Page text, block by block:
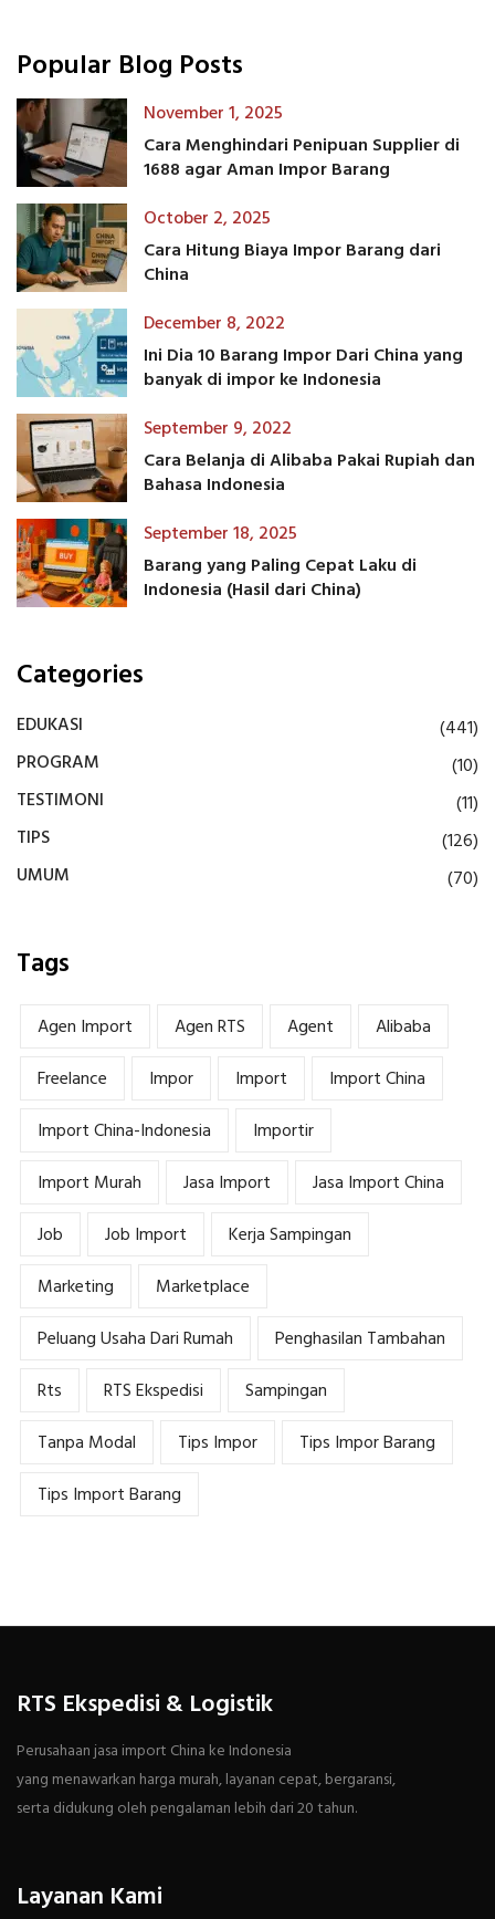
Popular Blog Posts
November 1, 2025
Cara Menghindari Penipuan Supplier di
1688 agar Aman Impor Barang
October 2, 2025
Cara Hitung Biaya Impor Barang dari
China
December 8, 2022
Ini Dia 10 Barang Impor Dari China yang
banyak di impor ke Indonesia
September 9, 2022
Cara Belanja di Alibaba Pakai Rupiah dan
Bahasa Indonesia
September 18, 2025
Barang yang Paling Cepat Laku di
Indonesia (Hasil dari China)
Categories
EDUKASI
(441)
PROGRAM
(10)
TESTIMONI
(11)
TIPS
(126)
UMUM
(70)
Tags
Agen Import Agen RTS Agent
Alibaba
Freelance
Impor Import
Import China
Import China-Indonesia
Importir
Import Murah
Jasa Import
Jasa Import China
Job
Job Import
Kerja Sampingan
Marketing
Marketplace
Peluang Usaha Dari Rumah
Penghasilan Tambahan
Rts
RTS Ekspedisi
Sampingan
Tanpa Modal
Tips Impor
Tips Impor Barang
Tips Import Barang
RTS Ekspedisi & Logistik
Perusahaan jasa import China ke Indonesia
yang menawarkan harga murah, layanan cepat, bergaransi,
serta didukung oleh pengalaman lebih dari 20 tahun.
Layanan Kami